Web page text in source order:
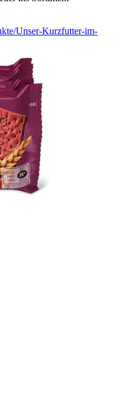
Unser-Kurzfutter-im-